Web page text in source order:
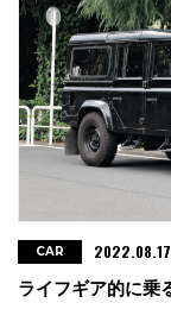
ライフギア的に乗
CAR 2022.08.17